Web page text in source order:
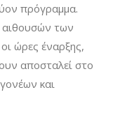
πρόγραμμα.
αιθουσών των
ώρες έναρξης,
αποσταλεί στο
και